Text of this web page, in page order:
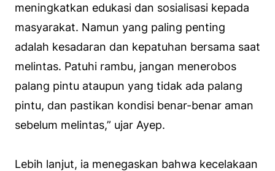
meningkatkan edukasi dan sosialisasi kepada
masyarakat. Namun yang paling penting
adalah kesadaran dan kepatuhan bersama saat
melintas. Patuhi rambu, jangan menerobos
palang pintu ataupun yang tidak ada palang
pintu, dan pastikan kondisi benar-benar aman
sebelum melintas,” ujar Ayep.
Lebih lanjut, ia menegaskan bahwa kecelakaan